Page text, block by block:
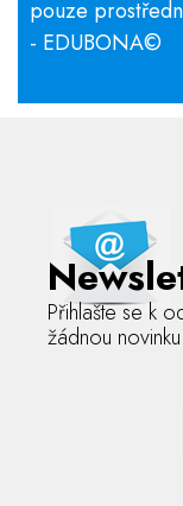
pouze
- EDUBONA©
Přihlašte se k
žádnou novinku.